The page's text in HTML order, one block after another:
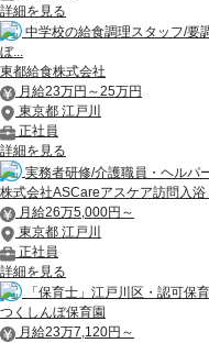
詳細を見る
中学校の給食調理スタッフ/要
ぼ...
東都給食株式会社
月給23万円～25万円
東京都 江戸川
正社員
詳細を見る
実務者研修/介護職員・ヘルパ
株式会社ASCareアスケア訪問入浴
月給26万5,000円～
東京都 江戸川
正社員
詳細を見る
「保育士」江戸川区・認可保
つくしんぼ保育園
月給23万7,120円～